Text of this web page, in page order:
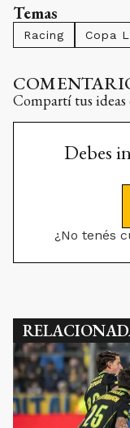
Temas
Racing Copa
Compartí tus ideas
Debes
¿No tenés